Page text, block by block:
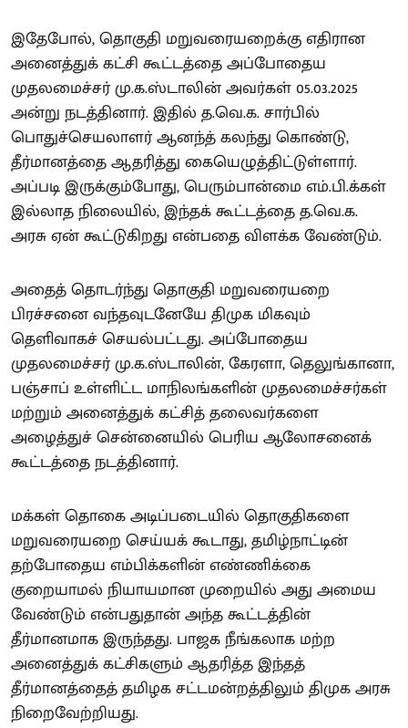
இதேபோல், தொகுதி மறுவரையறைக்கு எதிரான
அனைத்துக் கட்சி கூட்டத்தை அப்போதைய
முதலமைச்சர் மு.க.ஸ்டாலின் அவர்கள் 05.03.2025
அன்று நடத்தினார். இதில் த.வெ.க. சார்பில்
பொதுச்செயலாளர் ஆனந்த் கலந்து கொண்டு,
தீர்மானத்தை ஆதரித்து கையெழுத்திட்டுள்ளார்.
அப்படி இருக்கும்போது, பெரும்பான்மை எம்.பி.க்கள்
இல்லாத நிலையில், இந்தக் கூட்டத்தை த.வெ.க.
அரசு ஏன் கூட்டுகிறது என்பதை விளக்க வேண்டும்.
அதைத் தொடர்ந்து தொகுதி மறுவரையறை
பிரச்சனை வந்தவுடனேயே திமுக மிகவும்
தெளிவாகச் செயல்பட்டது. அப்போதைய
முதலமைச்சர் மு.க.ஸ்டாலின், கேரளா, தெலுங்கானா,
பஞ்சாப் உள்ளிட்ட மாநிலங்களின் முதலமைச்சர்கள்
மற்றும் அனைத்துக் கட்சித் தலைவர்களை
அழைத்துச் சென்னையில் பெரிய ஆலோசனைக்
கூட்டத்தை நடத்தினார்.
மக்கள் தொகை அடிப்படையில் தொகுதிகளை
மறுவரையறை செய்யக் கூடாது, தமிழ்நாட்டின்
தற்போதைய எம்பிக்களின் எண்ணிக்கை
குறையாமல் நியாயமான முறையில் அது அமைய
வேண்டும் என்பதுதான் அந்த கூட்டத்தின்
தீர்மானமாக இருந்தது. பாஜக நீங்கலாக மற்ற
அனைத்துக் கட்சிகளும் ஆதரித்த இந்தத்
தீர்மானத்தைத் தமிழக சட்டமன்றத்திலும் திமுக அரசு
நிறைவேற்றியது.